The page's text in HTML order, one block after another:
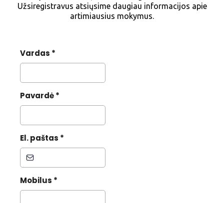
Užsiregistravus atsiųsime daugiau informacijos apie
artimiausius mokymus.
Vardas *
Pavardė*
El. paštas *
Mobilus *